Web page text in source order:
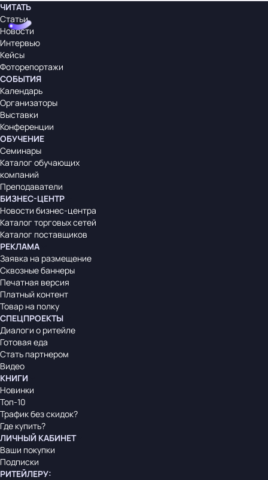
ЧИТАТЬ
Статьи
Новости
Интервью
Кейсы
Фоторепортажи
СОБЫТИЯ
Календарь
Организаторы
Выставки
Конференции
ОБУЧЕНИЕ
Семинары
Каталог обучающих
компаний
Преподаватели
БИЗНЕС-ЦЕНТР
Новости бизнес-центра
Каталог торговых сетей
Каталог поставщиков
РЕКЛАМА
Заявка на размещение
Сквозные баннеры
Печатная версия
Платный контент
Товар на полку
СПЕЦПРОЕКТЫ
Диалоги о ритейле
Готовая еда
Стать партнером
Видео
КНИГИ
Новинки
Топ-10
Трафик без скидок?
Где купить?
ЛИЧНЫЙ КАБИНЕТ
Ваши покупки
Подписки
РИТЕЙЛЕРУ: